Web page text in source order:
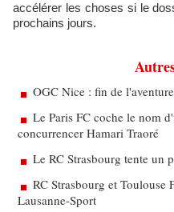
accélérer les choses si le
prochains jours.
OGC Nice : fin de
Le Paris FC coche le nom
concurrencer Hamari Traoré
Le RC Strasbourg tente un
RC Strasbourg et Toulouse
Lausanne-Sport